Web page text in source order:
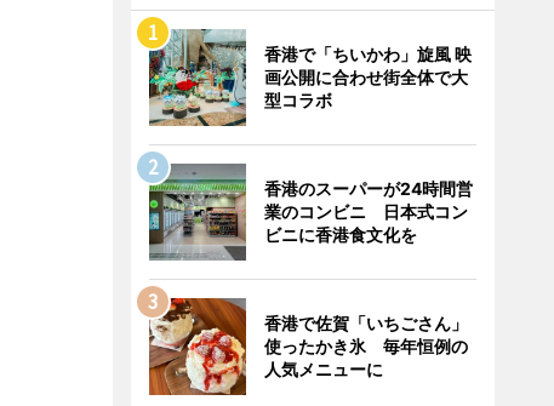
香港で「ちいかわ」旋風 映
画公開に合わせ街全体で大
型コラボ
香港のスーパーが24時間営
業のコンビニ 日本式コン
ビニに香港食文化を
香港で佐賀「いちごさん」
使ったかき氷 毎年恒例の
人気メニューに